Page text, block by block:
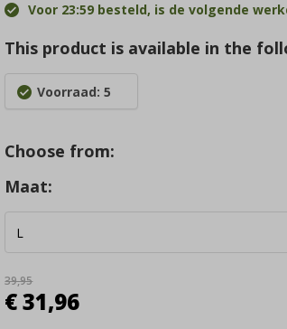
Voor 23:59 besteld, is de volgende
This product is available in the
Voorraad: 5
Choose from:
Maat:
39,95
€ 31,96